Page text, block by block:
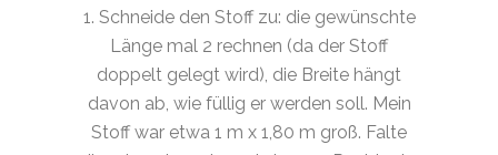
1. Schneide den Stoff zu: die gewünschte
Länge mal 2 rechnen (da der Stoff
doppelt gelegt wird), die Breite hängt
davon ab, wie füllig er werden soll. Mein
Stoff war etwa 1 m x 1,80 m groß. Falte